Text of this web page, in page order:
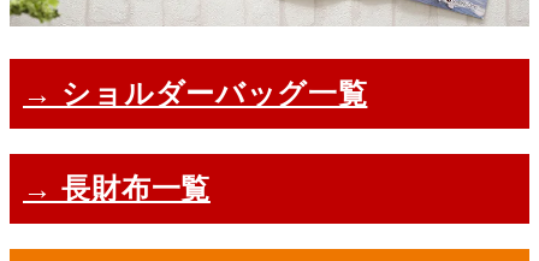
→ ショルダーバッグ一覧
→ 長財布一覧